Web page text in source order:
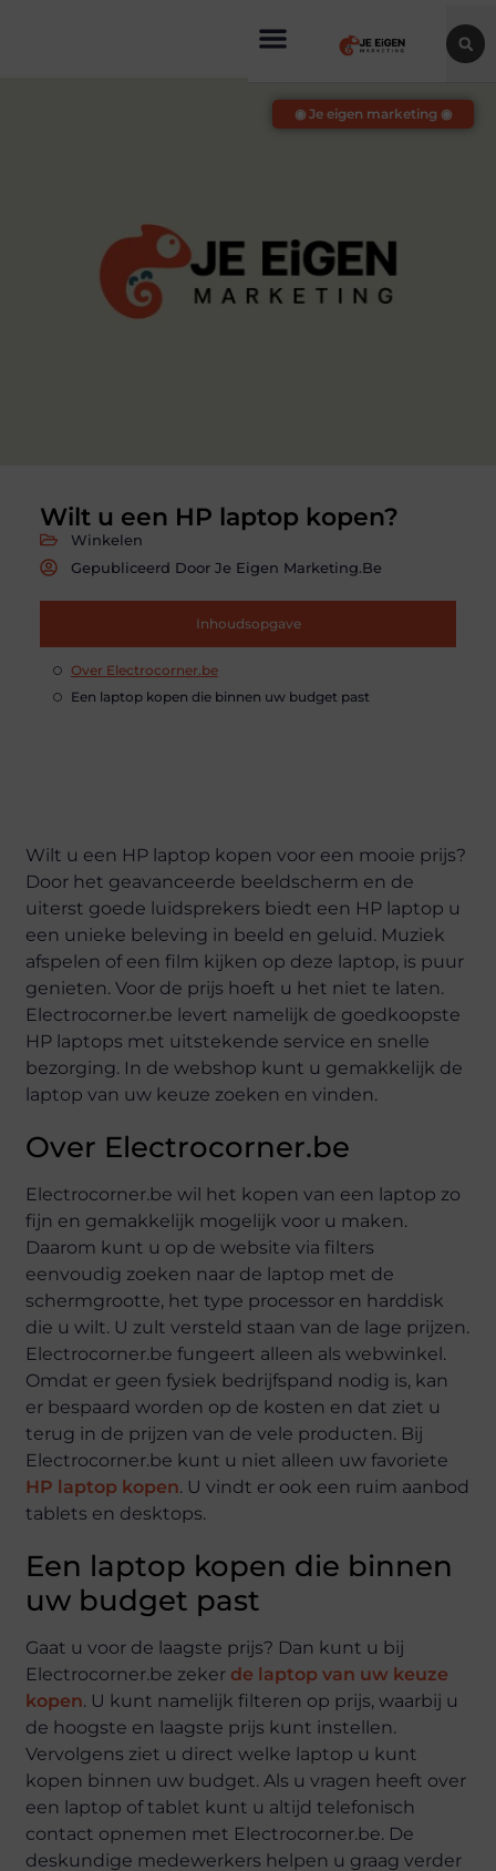
Wilt u een HP laptop kopen?
Winkelen
Gepubliceerd Door Je Eigen Marketing.be
Inhoudsopgave
Over Electrocorner.be
Een laptop kopen die binnen uw budget past
◉ Je eigen marketing ◉
Wilt u een HP laptop kopen voor een mooie prijs?
Door het geavanceerde beeldscherm en de
uiterst goede luidsprekers biedt een HP laptop u
een unieke beleving in beeld en geluid. Muziek
afspelen of een film kijken op deze laptop, is puur
genieten. Voor de prijs hoeft u het niet te laten.
Electrocorner.be levert namelijk de goedkoopste
HP laptops met uitstekende service en snelle
bezorging. In de webshop kunt u gemakkelijk de
laptop van uw keuze zoeken en vinden.
Over Electrocorner.be
Electrocorner.be wil het kopen van een laptop zo
fijn en gemakkelijk mogelijk voor u maken.
Daarom kunt u op de website via filters
eenvoudig zoeken naar de laptop met de
schermgrootte, het type processor en harddisk
die u wilt. U zult versteld staan van de lage prijzen.
Electrocorner.be fungeert alleen als webwinkel.
Omdat er geen fysiek bedrijfspand nodig is, kan
er bespaard worden op de kosten en dat ziet u
terug in de prijzen van de vele producten. Bij
Electrocorner.be kunt u niet alleen uw favoriete
HP laptop kopen. U vindt er ook een ruim aanbod
tablets en desktops.
Een laptop kopen die binnen
uw budget past
Gaat u voor de laagste prijs? Dan kunt u bij
Electrocorner.be zeker de laptop van uw keuze
kopen. U kunt namelijk filteren op prijs, waarbij u
de hoogste en laagste prijs kunt instellen.
Vervolgens ziet u direct welke laptop u kunt
kopen binnen uw budget. Als u vragen heeft over
een laptop of tablet kunt u altijd telefonisch
contact opnemen met Electrocorner.be. De
deskundige medewerkers helpen u graag verder